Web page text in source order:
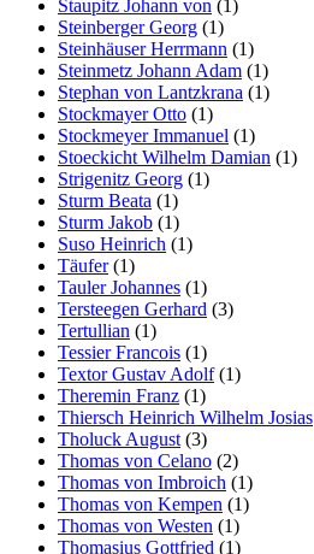
Staupitz Johann von (1)
Steinberger Georg (1)
Steinhäuser Herrmann (1)
Steinmetz Johann Adam (1)
Stephan von Lantzkrana (1)
Stockmayer Otto (1)
Stockmeyer Immanuel (1)
Stoeckicht Wilhelm Damian (1)
Strigenitz Georg (1)
Sturm Beata (1)
Sturm Jakob (1)
Suso Heinrich (1)
Täufer(1)
Tauler Johannes (1)
Tersteegen Gerhard (3)
Tertullian (1)
Tessier Francois (1)
Textor Gustav Adolf(1)
Theremin Franz (1)
Thiersch Heinrich Wilhelm Josias
Tholuck August(3)
Thomas von Celano (2)
Thomas von Imbroich (1)
Thomas von Kempen (1)
Thomas von Westen (1)
Thomasius Gottfried (1)